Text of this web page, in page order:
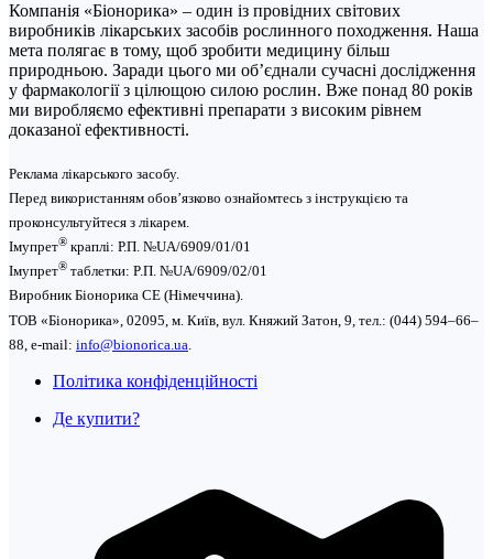
Компанія «Біонорика» ‒ один із провідних світових
виробників лікарських засобів рослинного походження. Наша
мета полягає в тому, щоб зробити медицину більш
природньою. Заради цього ми об’єднали сучасні дослідження
у фармакології з цілющою силою рослин. Вже понад 80 років
ми виробляємо ефективні препарати з високим рівнем
доказаної ефективності.
Реклама лікарського засобу.
Перед використанням обов’язково ознайомтесь з інструкцією та
проконсультуйтеся з лікарем.
Імупрет® краплі: Р.П. №UA/6909/01/01
Імупрет® таблетки: P.П. №UA/6909/02/01
Виробник Біонорика СЕ (Німеччина).
ТОВ «Біонорика», 02095, м. Київ, вул. Княжий Затон, 9, тел.: (044) 594–66–
88, e-mail: info@bionorica.ua
Політика конфіденційності
Де купити?